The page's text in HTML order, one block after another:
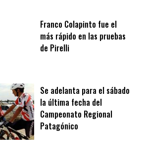
Franco Colapinto fue el
más rápido en las pruebas
de Pirelli
Se adelanta para el sábado
la última fecha del
Campeonato Regional
Patagónico